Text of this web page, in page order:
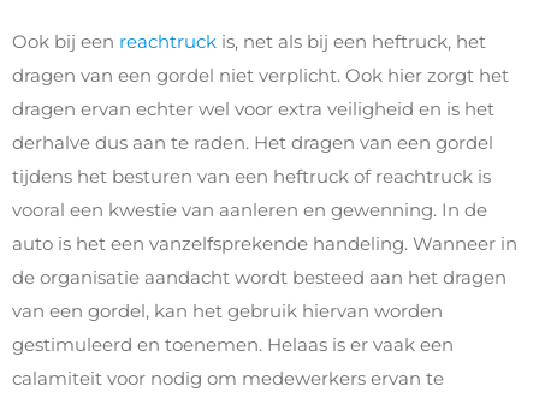
Ook bij een reachtruck is, net als bij een heftruck, het
dragen van een gordel niet verplicht. Ook hier zorgt het
dragen ervan echter wel voor extra veiligheid en is het
derhalve dus aan te raden. Het dragen van een gordel
tijdens het besturen van een heftruck of reachtruck is
vooral een kwestie van aanleren en gewenning. In de
auto is het een vanzelfsprekende handeling. Wanneer in
de organisatie aandacht wordt besteed aan het dragen
van een gordel, kan het gebruik hiervan worden
gestimuleerd en toenemen. Helaas is er vaak een
calamiteit voor nodig om medewerkers ervan te